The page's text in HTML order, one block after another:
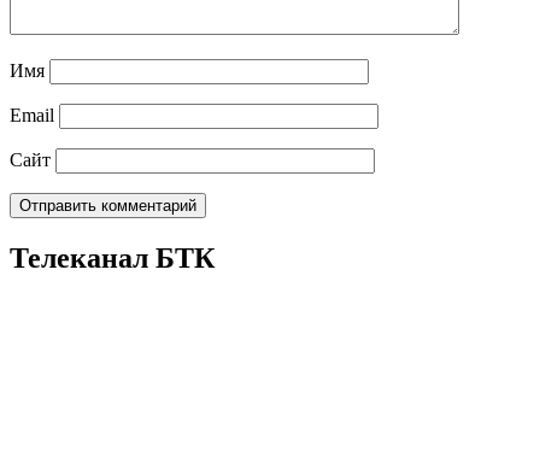
Имя
Email
Сайт
Телеканал БТК